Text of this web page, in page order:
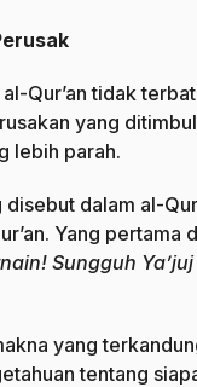
Qur’an tidak
yang
lebih parah.
dalam al-
Yang pertama
Sungguh
yang
tentang